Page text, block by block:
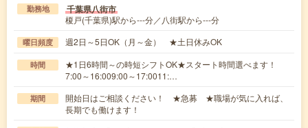
勤務地 千葉県八街市
榎戸(千葉県)駅から---分／八街駅から---分
曜日頻度 週2日～5日OK（月～金） ★土日休みOK
時間
★1日6時間～の時短シフトOK★スタート時間選べます！
7:00～16:009:00～17:0011:…
期間
開始日はご相談ください！ ★急募 ★職場が気に入れば、
長期でも働けます！